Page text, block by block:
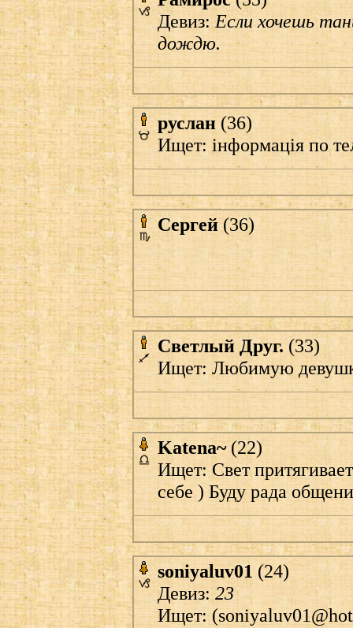
Девиз:Если хочешь
дождю.
руслан (36)
Ищет: iнформацiя по
Сергей (36)
Светлый Друг. (33)
Ищет: Любимую
Katena~ (22)
Ищет: Свет
себе ) Буду рада
soniyaluv01 (24)
Девиз:23
Ищет: (